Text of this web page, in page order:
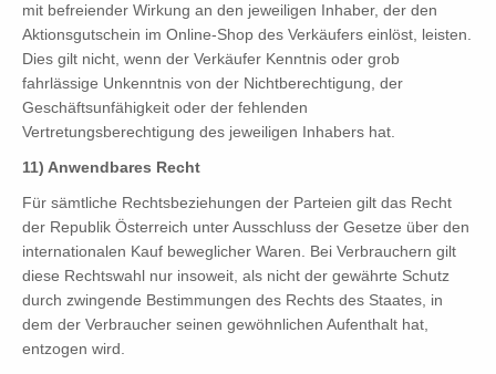
mit befreiender Wirkung an den jeweiligen Inhaber, der den
Aktionsgutschein im Online-Shop des Verkäufers einlöst, leisten.
Dies gilt nicht, wenn der Verkäufer Kenntnis oder grob
fahrlässige Unkenntnis von der Nichtberechtigung, der
Geschäftsunfähigkeit oder der fehlenden
Vertretungsberechtigung des jeweiligen Inhabers hat.
11) Anwendbares Recht
Für sämtliche Rechtsbeziehungen der Parteien gilt das Recht
der Republik Österreich unter Ausschluss der Gesetze über den
internationalen Kauf beweglicher Waren. Bei Verbrauchern gilt
diese Rechtswahl nur insoweit, als nicht der gewährte Schutz
durch zwingende Bestimmungen des Rechts des Staates, in
dem der Verbraucher seinen gewöhnlichen Aufenthalt hat,
entzogen wird.